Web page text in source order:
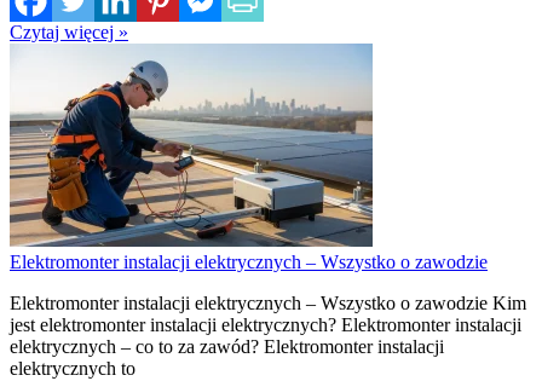
Czytaj więcej »
Elektromonter instalacji elektrycznych – Wszystko o zawodzie
Elektromonter instalacji elektrycznych – Wszystko o zawodzie Kim
jest elektromonter instalacji elektrycznych? Elektromonter instalacji
elektrycznych – co to za zawód? Elektromonter instalacji
elektrycznych to